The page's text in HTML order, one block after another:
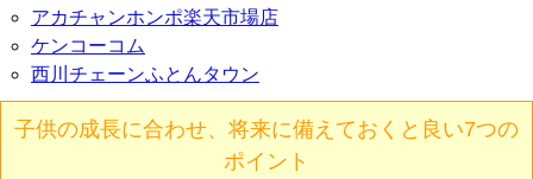
アカチャンホンポ楽天市場店
ケンコーコム
西川チェーンふとんタウン
子供の成長に合わせ、将来に備えておくと良い7つの
ポイント